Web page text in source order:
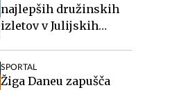
najlepših družinskih
izletov v Julijskih
SPORTAL
Žiga Daneu zapušča